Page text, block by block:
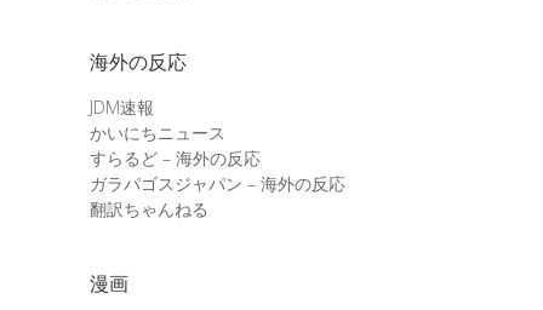
海外の反応
JDM速報
かいにちニュース
すらるど – 海外の反応
ガラパゴスジャパン – 海外の反応
翻訳ちゃんねる
漫画